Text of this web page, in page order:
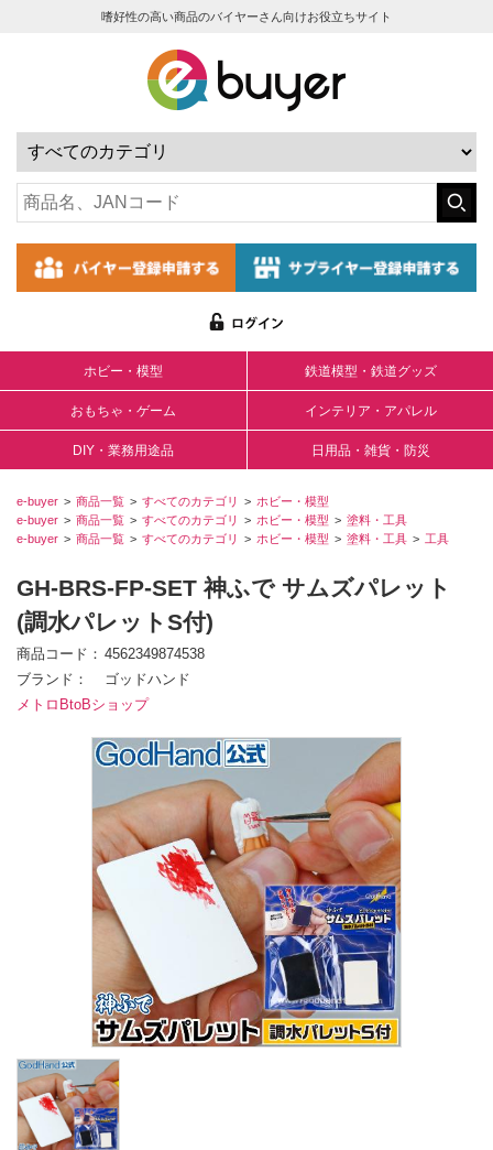
嗜好性の高い商品のバイヤーさん向けお役立ちサイト
ホビー・模型 鉄道模型・鉄道グッズ
おもちゃ・ゲーム インテリア・アパレル
DIY・業務用途品 日用品・雑貨・防災
e-buyer 商品一覧 すべてのカテゴリ
ホビー・模型
e-buyer
商品一覧 すべてのカテゴリ ホビー・模型
塗料・工具
e-buyer
商品一覧 すべてのカテゴリ ホビー・模型 塗料・工具 工具
GH-BRS-FP-SET 神ふで サムズパレット
(調水パレットS付)
商品コード
4562349874538
ブランド
ゴッドハンド
メトロBtoBショップ